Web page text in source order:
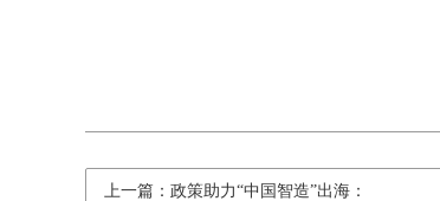
上一篇：政策助力“中国智造”出海：